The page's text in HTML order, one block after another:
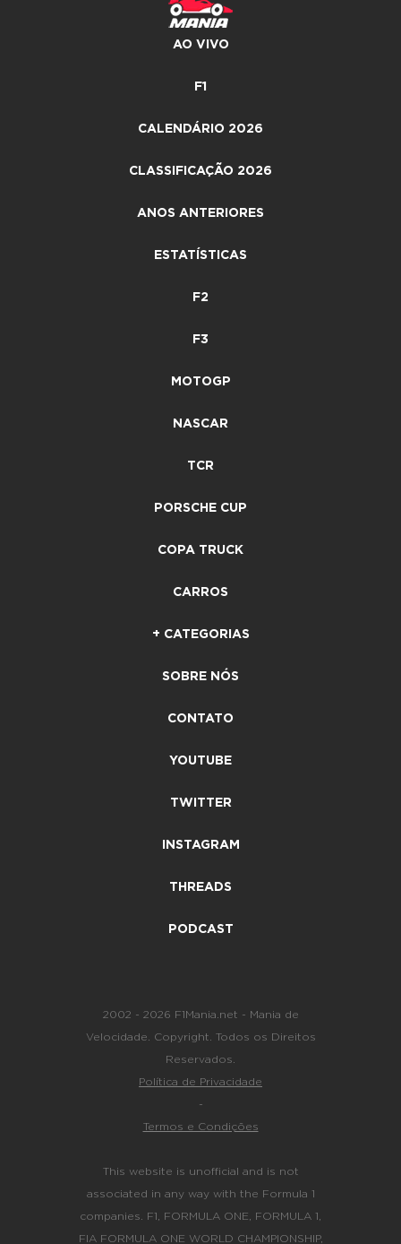
AO VIVO
F1
CALENDÁRIO 2026
CLASSIFICAÇÃO 2026
ANOS ANTERIORES
ESTATÍSTICAS
F2
F3
MOTOGP
NASCAR
TCR
PORSCHE CUP
COPA TRUCK
CARROS
+ CATEGORIAS
SOBRE NÓS
CONTATO
YOUTUBE
TWITTER
INSTAGRAM
THREADS
PODCAST
2002 - 2026 F1Mania.net - Mania de
Velocidade. Copyright. Todos os Direitos
Reservados.
Política de Privacidade
-
Termos e Condições
This website is unofficial and is not
associated in any way with the Formula 1
companies. F1, FORMULA ONE, FORMULA 1,
FIA FORMULA ONE WORLD CHAMPIONSHIP,